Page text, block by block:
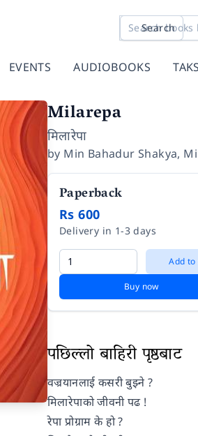
Search
EVENTS AUDIOBOOKS
Milarepa
मिलारेपा
by Min Bahadur Shakya,
Paperback
Rs 600
Delivery in 1-3 days
Add
Buy now
पछिल्लो बाहिरी पृष्ठबाट
वज्रयानलाई कसरी बुझ्ने ?
मिलारेपाको जीवनी पढ !
रेपा प्रोग्राम के हो ?